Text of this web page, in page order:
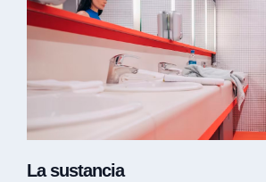
La sustancia